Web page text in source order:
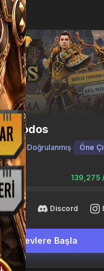
M2Lodos
1-105· Doğrulanmış· Öne
139,275
Site Discord
Görevlere Başla